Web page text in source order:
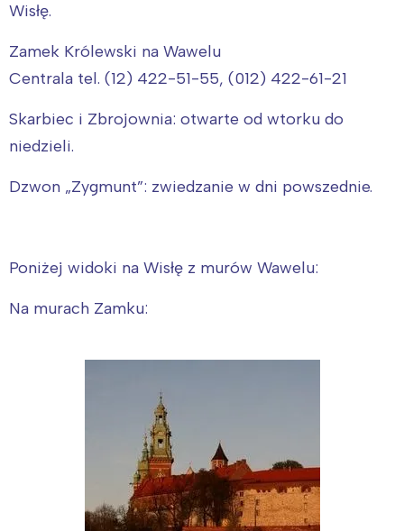
Wisłę.
Zamek Królewski na Wawelu
Centrala tel. (12) 422-51-55, (012) 422-61-21
Skarbiec i Zbrojownia: otwarte od wtorku do
niedzieli.
Dzwon „Zygmunt”: zwiedzanie w dni powszednie.
Poniżej widoki na Wisłę z murów Wawelu:
Na murach Zamku: